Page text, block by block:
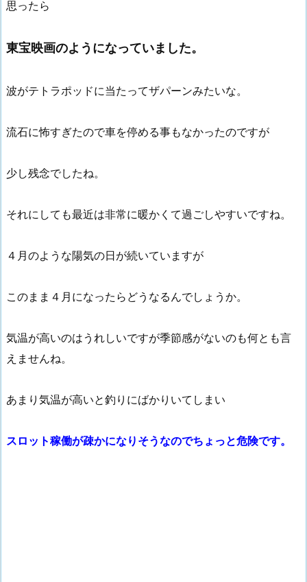
思ったら
東宝映画のようになっていました。
波がテトラポッドに当たってザパーンみたいな。
流石に怖すぎたので車を停める事もなかったのですが
少し残念でしたね。
それにしても最近は非常に暖かくて過ごしやすいですね。
４月のような陽気の日が続いていますが
このまま４月になったらどうなるんでしょうか。
気温が高いのはうれしいですが季節感がないのも何とも言
えませんね。
あまり気温が高いと釣りにばかりいてしまい
スロット稼働が疎かになりそうなのでちょっと危険です。